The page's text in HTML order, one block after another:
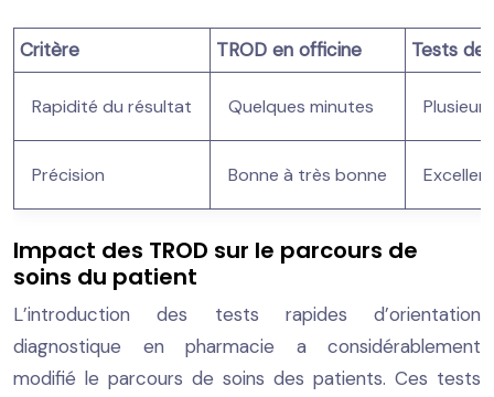
Critère TROD en officine Tests de
Rapidité du résultat Quelques minutes
Précision Bonne à très bonne
Impact des TROD sur le parcours de
soins du patient
L’introduction des tests rapides d’orientation
diagnostique en pharmacie a considérablement
modifié le parcours de soins des patients. Ces tests